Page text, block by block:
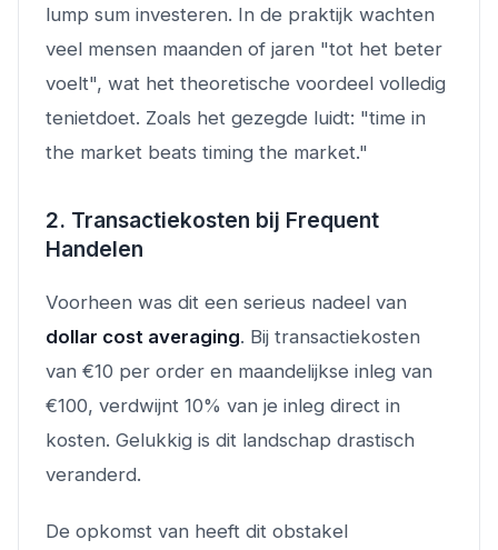
lump sum investeren. In de praktijk wachten
veel mensen maanden of jaren "tot het beter
voelt", wat het theoretische voordeel volledig
tenietdoet. Zoals het gezegde luidt: "time in
the market beats timing the market."
2. Transactiekosten bij Frequent
Handelen
Voorheen was dit een serieus nadeel van
dollar cost averaging. Bij transactiekosten
van €10 per order en maandelijkse inleg van
€100, verdwijnt 10% van je inleg direct in
kosten. Gelukkig is dit landschap drastisch
veranderd.
De opkomst van heeft dit obstakel